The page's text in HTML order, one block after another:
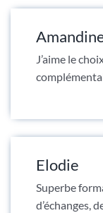
J’aime le
Elodie
Superbe
d’échanges,